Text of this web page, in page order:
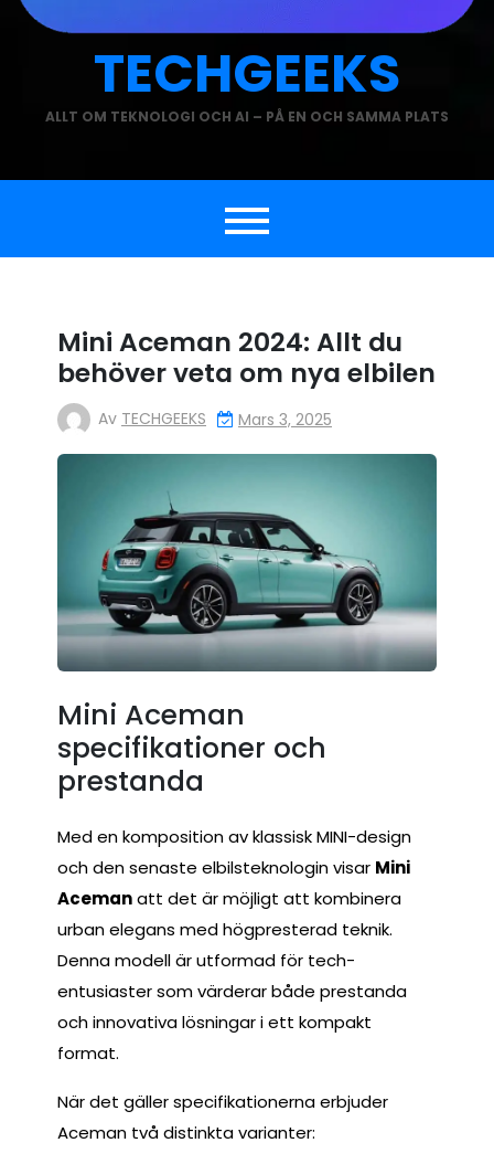
TECHGEEKS
ALLT OM TEKNOLOGI OCH AI – PÅ EN OCH SAMMA PLATS
Mini Aceman 2024: Allt du
behöver veta om nya elbilen
Av TECHGEEKS Mars 3, 2025
Mini Aceman
specifikationer och
prestanda
Med en komposition av klassisk MINI-design
och den senaste elbilsteknologin visar Mini
Acemanatt det är möjligt att kombinera
urban elegans med högpresterad teknik.
Denna modell är utformad för tech-
entusiaster som värderar både prestanda
och innovativa lösningar i ett kompakt
format.
När det gäller specifikationerna erbjuder
Aceman två distinkta varianter: